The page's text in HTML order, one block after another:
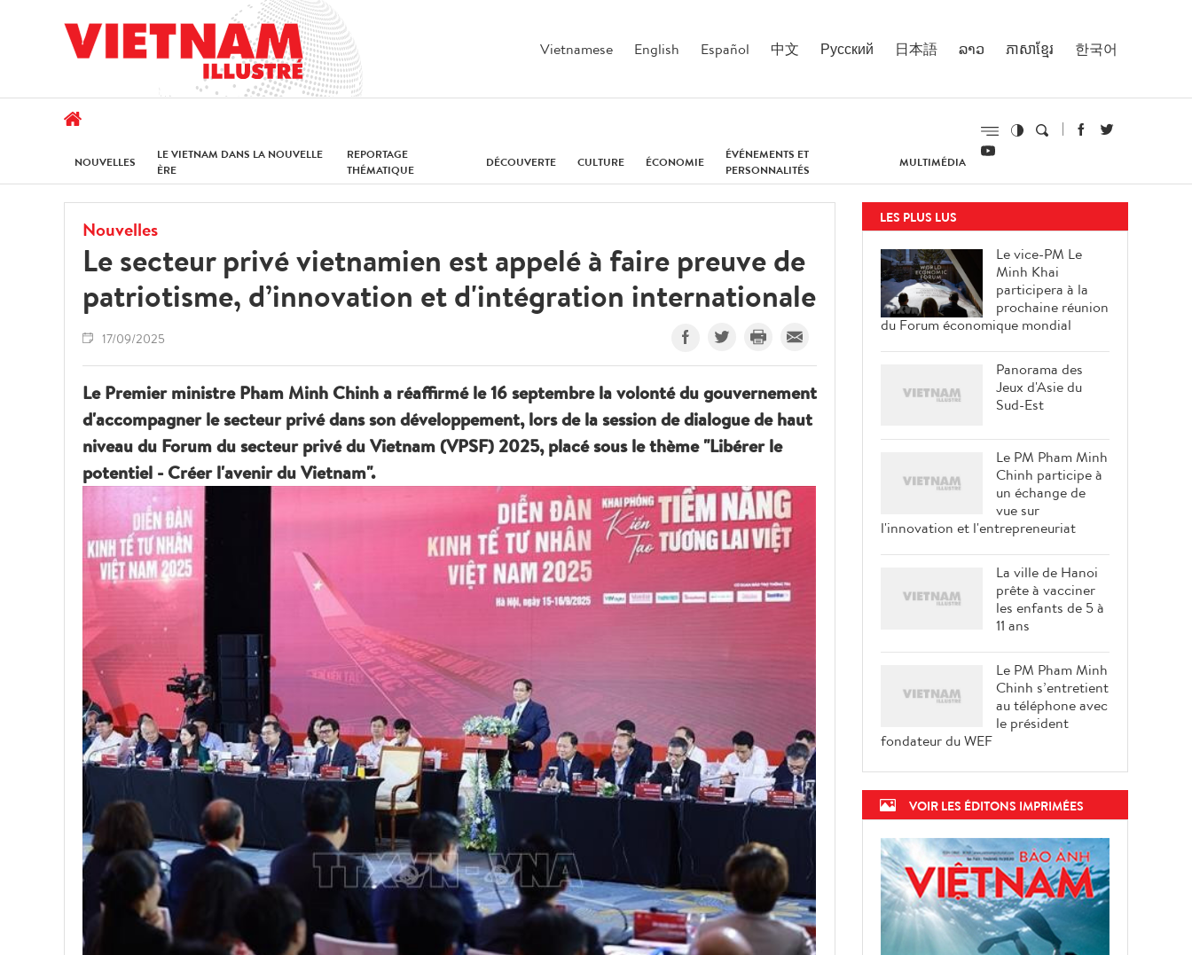
Vietnamese English Español 中文 Русский 日本語 ລາວ ភាសាខ្មែរ 한국어
NOUVELLES
LE VIETNAM DANS LA NOUVELLE
ÈRE
REPORTAGE
THÉMATIQUE
DÉCOUVERTE CULTURE ÉCONOMIE
ÉVÉNEMENTS ET
PERSONNALITÉS
MULTIMÉDIA
Nouvelles
Le secteur privé vietnamien est appelé à faire preuve de
patriotisme, d’innovation et d'intégration internationale
17/09/2025
Le Premier ministre Pham Minh Chinh a réaffirmé le 16 septembre la volonté du gouvernement
d'accompagner le secteur privé dans son développement, lors de la session de dialogue de haut
niveau du Forum du secteur privé du Vietnam (VPSF) 2025, placé sous le thème "Libérer le
potentiel - Créer l'avenir du Vietnam".
LES PLUS LUS
Le vice-PM Le
Minh Khai
participera à la
prochaine réunion
du Forum économique mondial
Panorama des
Jeux d'Asie du
Sud-Est
Le PM Pham Minh
Chinh participe à
un échange de
vue sur
l'innovation et l'entrepreneuriat
La ville de Hanoi
prête à vacciner
les enfants de 5 à
11 ans
Le PM Pham Minh
Chinh s’entretient
au téléphone avec
le président
fondateur du WEF
VOIR LES ÉDITONS IMPRIMÉES